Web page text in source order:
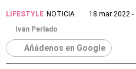
LIFESTYLE NOTICIA
18 mar 2022 -
Iván Perlado
Añádenos en Google